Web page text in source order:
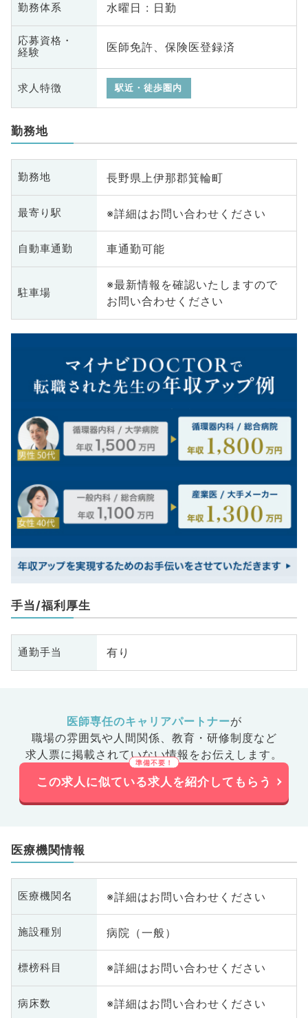
勤務体系 水曜日 : 日勤
応募資格・
経験
医師免許、保険医登録済
求人特徴 駅近・徒歩圏内
勤務地
勤務地 長野県上伊那郡箕輪町
最寄り駅 ※詳細はお問い合わせください
自動車通勤 車通勤可能
駐車場
※最新情報を確認いたしますので
お問い合わせください
手当/福利厚生
通勤手当 有り
医師専任のキャリアパートナーが
職場の雰囲気や人間関係、 教育・研修制度など
求人票に掲載されていない情報をお伝えします。
この求人に似ている求人を紹介してもらう
医療機関情報
医療機関名 ※詳細はお問い合わせください
施設種別 病院（一般）
標榜科目 ※詳細はお問い合わせください
病床数 ※詳細はお問い合わせください